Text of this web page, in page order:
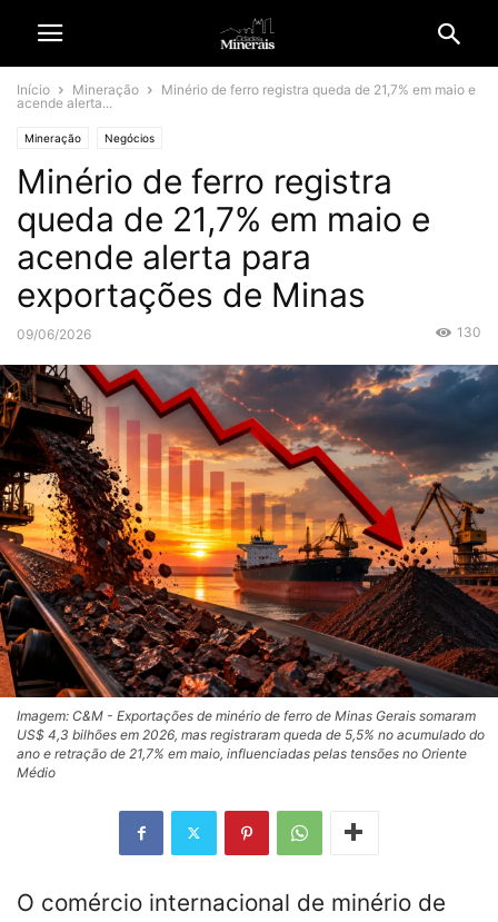
Início Mineração
Minério de ferro registra queda de 21,7% em maio e
acende alerta...
Mineração Negócios
Minério de ferro registra
queda de 21,7% em maio e
acende alerta para
exportações de Minas
09/06/2026 130
Imagem: C&M - Exportações de minério de ferro de Minas Gerais somaram
US$ 4,3 bilhões em 2026, mas registraram queda de 5,5% no acumulado do
ano e retração de 21,7% em maio, influenciadas pelas tensões no Oriente
Médio
O comércio internacional de minério de